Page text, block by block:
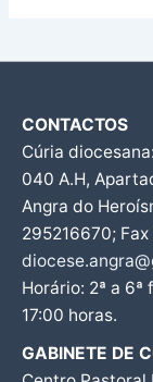
CONTACTOS
Cúria
040 A.H,
Angra do
295216670;
Horário: 2ª a
17:00 horas.
GABINETE DE